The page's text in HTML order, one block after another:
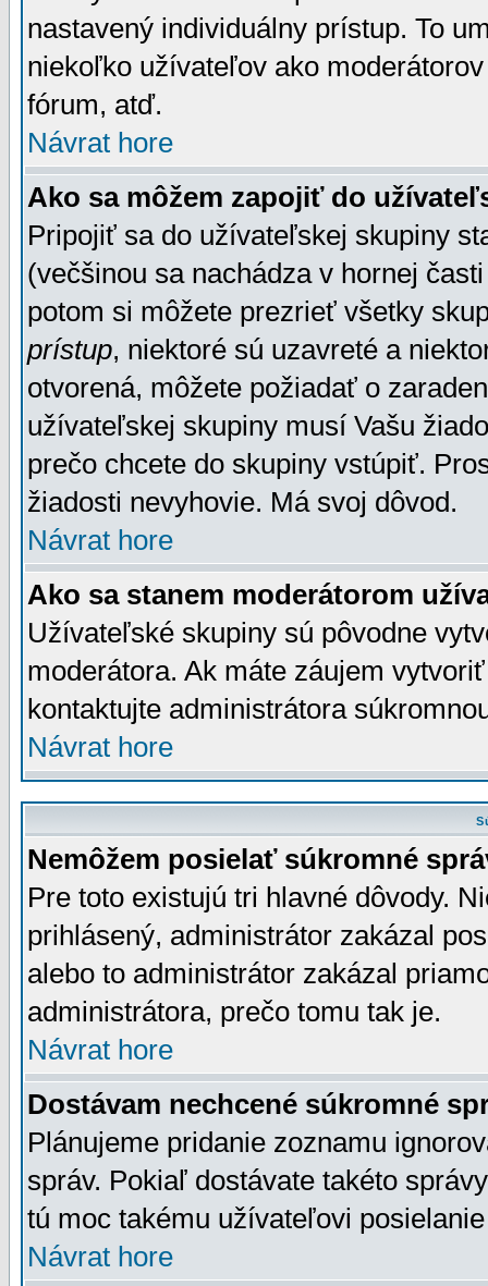
nastavený individuálny prístup. To
niekoľko užívateľov ako
fórum, atď.
Návrat hore
Ako sa môžem zapojiť do
Pripojiť sa do užívateľskej skupiny
(večšinou sa nachádza v hornej
potom si môžete prezrieť všetky
prístup, niektoré sú uzavreté a
otvorená, môžete požiadať o
užívateľskej skupiny musí Vašu
prečo chcete do skupiny vstúpiť.
žiadosti nevyhovie. Má svoj dôvod.
Návrat hore
Ako sa stanem moderátorom
Užívateľské skupiny sú pôvodne
moderátora. Ak máte záujem
kontaktujte administrátora
Návrat hore
Nemôžem posielať súkromné
Pre toto existujú tri hlavné dôvody.
prihlásený, administrátor zakázal
alebo to administrátor zakázal
administrátora, prečo tomu tak je.
Návrat hore
Dostávam nechcené súkromné
Plánujeme pridanie zoznamu
správ. Pokiaľ dostávate takéto
tú moc takému užívateľovi
Návrat hore